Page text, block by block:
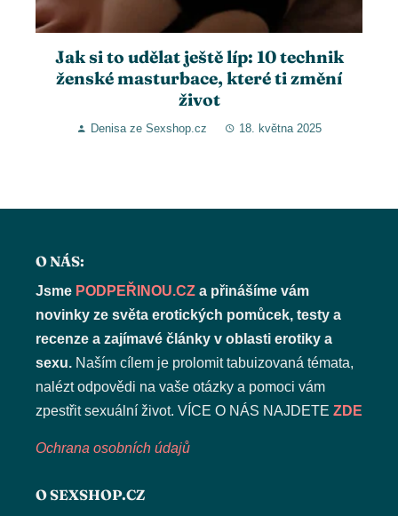
Jak si to udělat ještě líp: 10 technik
ženské masturbace, které ti změní
život
Denisa ze Sexshop.cz 18. května 2025
O NÁS:
Jsme PODPEŘINOU.CZ a přinášíme vám
novinky ze světa erotických pomůcek, testy a
recenze a zajímavé články v oblasti erotiky a
sexu. Naším cílem je prolomit tabuizovaná témata,
nalézt odpovědi na vaše otázky a pomoci vám
zpestřit sexuální život. VÍCE O NÁS NAJDETE ZDE
Ochrana osobních údajů
O SEXSHOP.CZ